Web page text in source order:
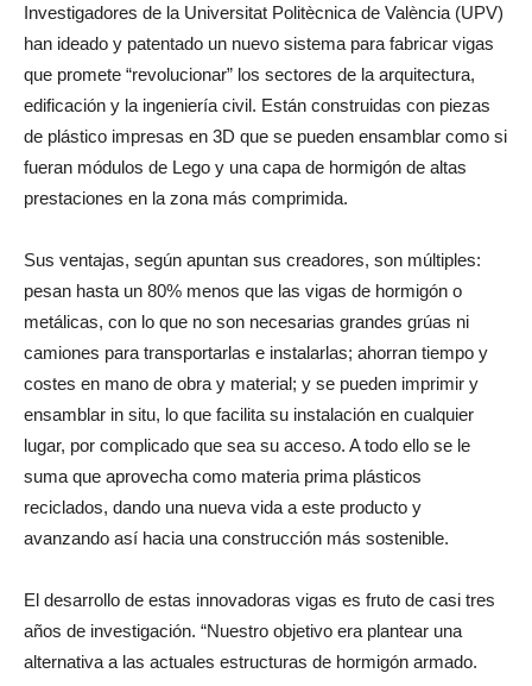
Investigadores de la Universitat Politècnica de València (UPV)
han ideado y patentado un nuevo sistema para fabricar vigas
que promete “revolucionar” los sectores de la arquitectura,
edificación y la ingeniería civil. Están construidas con piezas
de plástico impresas en 3D que se pueden ensamblar como si
fueran módulos de Lego y una capa de hormigón de altas
prestaciones en la zona más comprimida.
Sus ventajas, según apuntan sus creadores, son múltiples:
pesan hasta un 80% menos que las vigas de hormigón o
metálicas, con lo que no son necesarias grandes grúas ni
camiones para transportarlas e instalarlas; ahorran tiempo y
costes en mano de obra y material; y se pueden imprimir y
ensamblar in situ, lo que facilita su instalación en cualquier
lugar, por complicado que sea su acceso. A todo ello se le
suma que aprovecha como materia prima plásticos
reciclados, dando una nueva vida a este producto y
avanzando así hacia una construcción más sostenible.
El desarrollo de estas innovadoras vigas es fruto de casi tres
años de investigación. “Nuestro objetivo era plantear una
alternativa a las actuales estructuras de hormigón armado.